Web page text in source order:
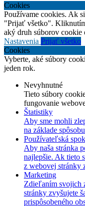
Cookies
Používame cookies. Ak
"Prijať všetko".
aký druh súborov cookie
Nastavenia Prijať všetko
Cookies
Vyberte, aké súbory
jeden rok.
Nevyhnutné
Tieto súbory
fungovanie
Štatistiky
Aby sme mohli
na základe
Používateľská
Aby naša stránka
najlepšie. Ak tieto
z webovej stránky
Marketing
Zdieľaním svojich
stránky zvyšujete
prispôsobeného